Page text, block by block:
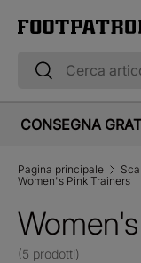
Vai al contenuto
CercaCerca
CONSEGNA
Pagina principale
Women's Pink Trainers
(5 prodotti)